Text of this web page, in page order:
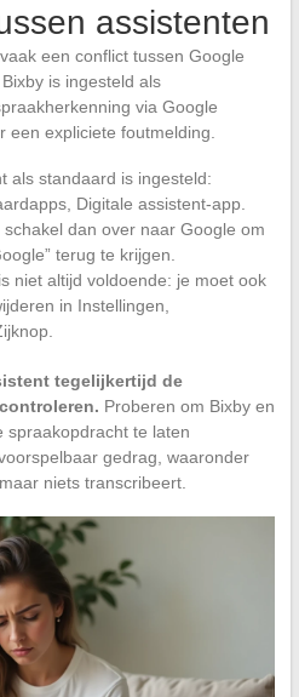
assistenten
een conflict tussen Google
is ingesteld als
via Google
expliciete foutmelding.
als standaard is ingesteld:
Digitale assistent-app.
dan over naar Google om
terug te krijgen.
niet altijd voldoende: je moet ook
in Instellingen,
tegelijkertijd de
Proberen om Bixby en
spraakopdracht te laten
gedrag, waaronder
niets transcribeert.